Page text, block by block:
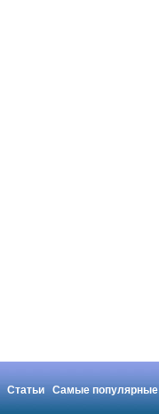
Статьи
Самые популярные